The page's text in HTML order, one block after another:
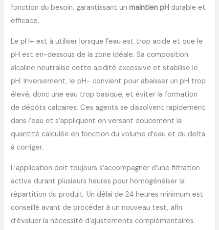
fonction du besoin, garantissant unmaintien pH durable et
efficace.
Le pH+ est à utiliser lorsque l’eau est trop acide et que le
pH est en-dessous de la zone idéale. Sa composition
alcaline neutralise cette acidité excessive et stabilise le
pH. Inversement, le pH- convient pour abaisser un pH trop
élevé, donc une eau trop basique, et éviter la formation
de dépôts calcaires. Ces agents se dissolvent rapidement
dans l’eau et s’appliquent en versant doucement la
quantité calculée en fonction du volume d’eau et du delta
à corriger.
L’application doit toujours s’accompagner d’une filtration
active durant plusieurs heures pour homogénéiser la
répartition du produit. Un délai de 24 heures minimum est
conseillé avant de procéder à un nouveau test, afin
d’évaluer la nécessité d’ajustements complémentaires.